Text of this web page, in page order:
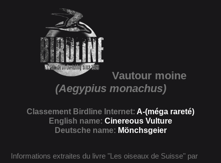
Vautour moine
(Aegypius monachus)
Classement Birdline Internet: A-(méga rareté)
English name: Cinereous Vulture
Deutsche name: Mönchsgeier
Informations extraites du livre "Les oiseaux de Suisse" par